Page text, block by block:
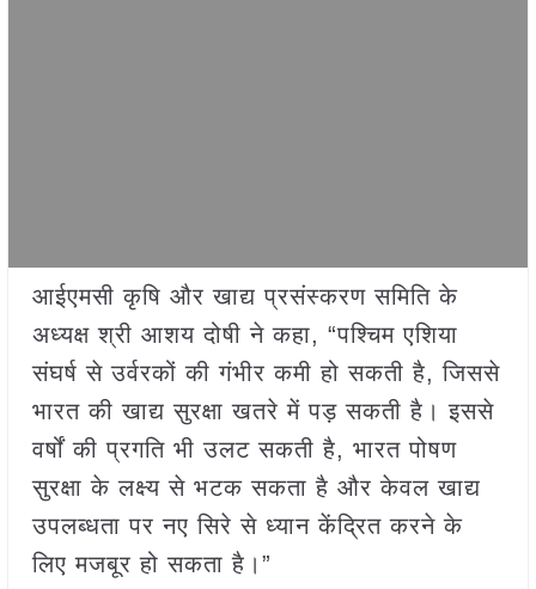
आईएमसी कृषि और खाद्य प्रसंस्करण समिति के
अध्यक्ष श्री आशय दोषी ने कहा, “पश्चिम एशिया
संघर्ष से उर्वरकों की गंभीर कमी हो सकती है, जिससे
भारत की खाद्य सुरक्षा खतरे में पड़ सकती है। इससे
वर्षों की प्रगति भी उलट सकती है, भारत पोषण
सुरक्षा के लक्ष्य से भटक सकता है और केवल खाद्य
उपलब्धता पर नए सिरे से ध्यान केंद्रित करने के
लिए मजबूर हो सकता है।”